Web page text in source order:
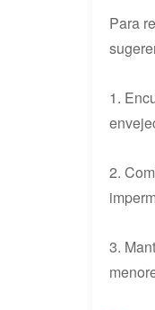
Para
1.
2.
3.